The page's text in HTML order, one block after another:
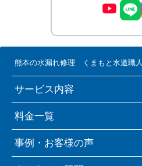
熊本の水漏れ修理 くまもと水道職人
サービス内容
料金一覧
事例・お客様の声